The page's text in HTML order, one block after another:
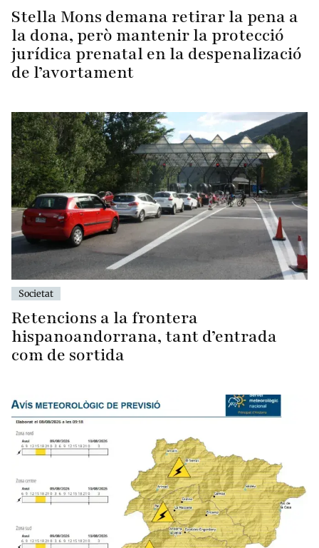
Stella Mons demana retirar la pena a
la dona, però mantenir la protecció
jurídica prenatal en la despenalizació
de l’avortament
Societat
Retencions a la frontera
hispanoandorrana, tant d’entrada
com de sortida